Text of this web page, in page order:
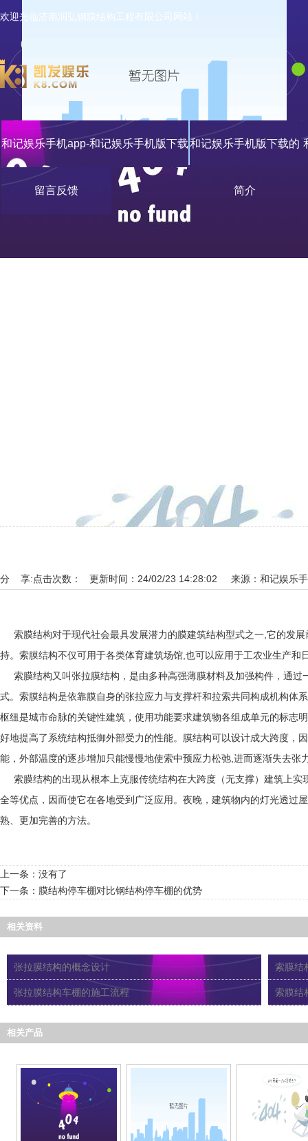
欢迎光临济南润弘钢膜结构工程有限公司网站！
和记娱乐手机app-和记娱乐手机版下载和记娱乐手机版下载的
简介
留言反馈
点击次数： 更新时间：24/02/23 14:28:02 来源： 和记娱乐
分 享:
索膜结构对于现代社会最具发展潜力的膜建筑结构型式之一,它的发
持。索膜结构不仅可用于各类体育建筑场馆,也可以应用于工农业生产
索膜结构又叫张拉膜结构，是由多种高强薄膜材料及加强构件，通过
式。索膜结构是依靠膜自身的张拉应力与支撑杆和拉索共同构成机构体
枢纽是城市命脉的关键性建筑，使用功能要求建筑物各组成单元的标志
好地提高了系统结构抵御外部受力的性能。膜结构可以设计成大跨度，
能，外部温度的逐步增加只能慢慢地使索中预应力松弛,进而逐渐失去张
索膜结构的出现从根本上克服传统结构在大跨度（无支撑）建筑上实
全等优点，因而使它在各地受到广泛应用。夜晚，建筑物内的灯光透过
熟、更加完善的方法。
上一条：没有了
下一条： 膜结构停车棚对比钢结构停车棚的优势
相关资料
张拉膜结构的概念设计 索膜结
张拉膜结构车棚的施工流程 索膜结
相关产品